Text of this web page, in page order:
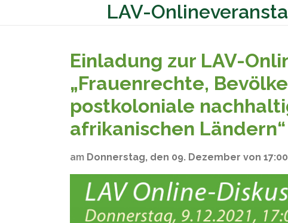
LAV-
Einladung zur LAV-
„Frauenrechte,
postkoloniale
afrikanischen Ländern“
am Donnerstag, den 09. Dezember von 17:00